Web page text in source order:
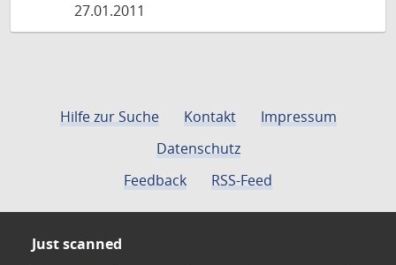
27.01.2011
Hilfe zur Suche Kontakt
Impressum
Datenschutz
Feedback
RSS-Feed
Just scanned